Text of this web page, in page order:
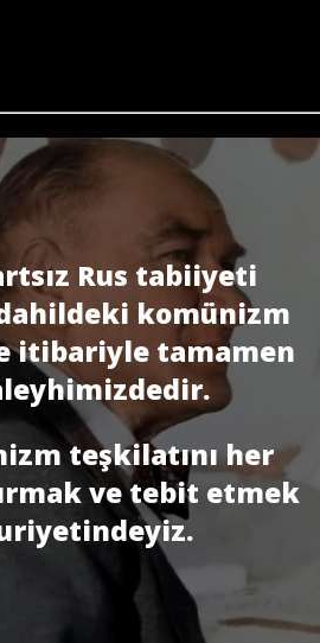
Rus tabiiyeti
komünizm
itibariyle tamamen
teşkilatını her
ve tebit etmek